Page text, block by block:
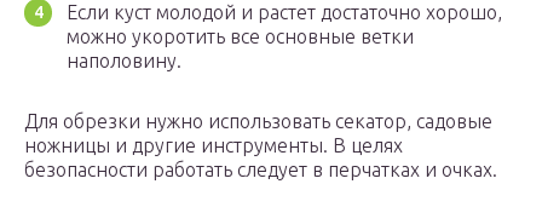
Если куст молодой и растет достаточно хорошо,
можно укоротить все основные ветки
наполовину.
Для обрезки нужно использовать секатор, садовые
ножницы и другие инструменты. В целях
безопасности работать следует в перчатках и очках.